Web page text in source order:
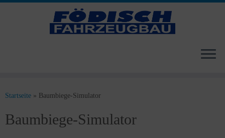
Inhalt
Startseite » Baumbiege-Simulator
Baumbiege-Simulator